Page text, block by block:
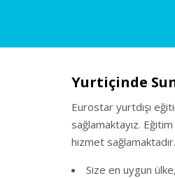
Yurtiçinde
Eurostar yurtdışı
sağlamaktayız.
hizmet
Size en uygun